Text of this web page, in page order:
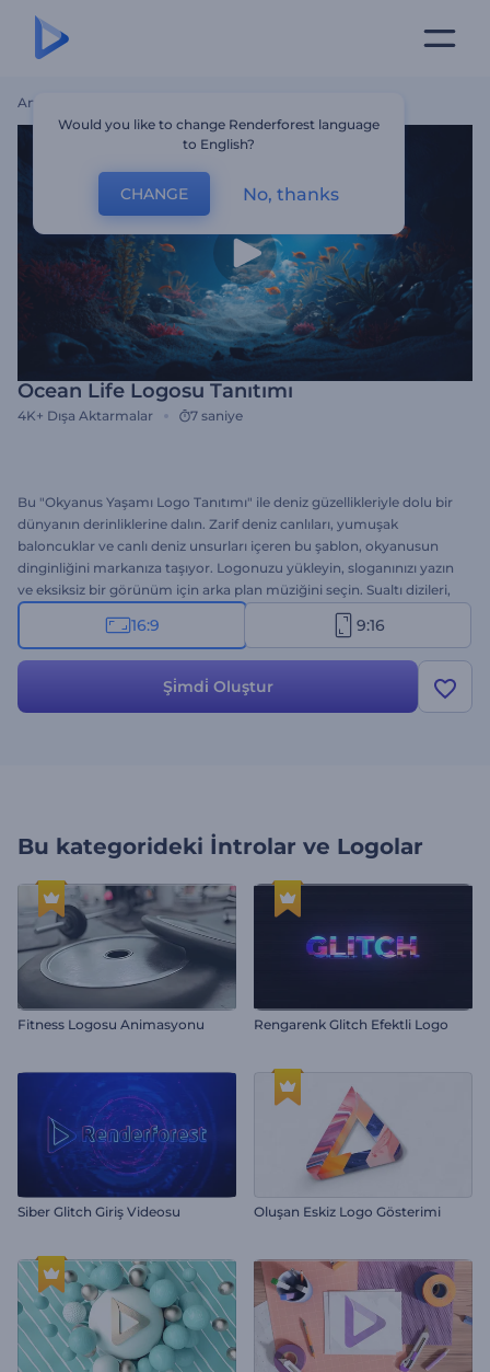
Ana Sayfa
Ocean Life Logosu Tanıtımı
4K+ Dışa Aktarmalar 7 saniye
Bu "Okyanus Yaşamı Logo Tanıtımı" ile deniz güzellikleriyle dolu bir
dünyanın derinliklerine dalın. Zarif deniz canlıları, yumuşak
baloncuklar ve canlı deniz unsurları içeren bu şablon, okyanusun
dinginliğini markanıza taşıyor. Logonuzu yükleyin, sloganınızı yazın
ve eksiksiz bir görünüm için arka plan müziğini seçin. Sualtı dizileri,
doğa temalı projeler, seyahat videoları, okyanus keşif tanıtımları,
sağlıklı yaşam içerikleri ve daha fazlası için mükemmel. Hemen
16:9 9:16
Şi̇mdi̇ Oluştur
Bu kategorideki İntrolar ve Logolar
Fitness Logosu Animasyonu Rengarenk Glitch Efektli Logo
Siber Glitch Giriş Videosu Oluşan Eskiz Logo Gösterimi
Would you like to change Renderforest language
to English?
CHANGE No, thanks